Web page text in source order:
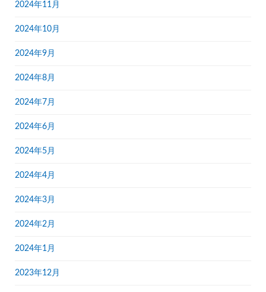
2024年11月
2024年10月
2024年9月
2024年8月
2024年7月
2024年6月
2024年5月
2024年4月
2024年3月
2024年2月
2024年1月
2023年12月